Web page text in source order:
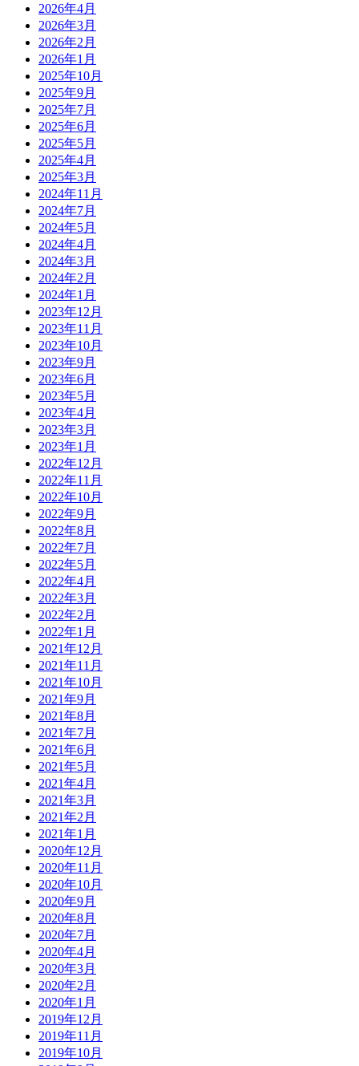
2026年4月
2026年3月
2026年2月
2026年1月
2025年10月
2025年9月
2025年7月
2025年6月
2025年5月
2025年4月
2025年3月
2024年11月
2024年7月
2024年5月
2024年4月
2024年3月
2024年2月
2024年1月
2023年12月
2023年11月
2023年10月
2023年9月
2023年6月
2023年5月
2023年4月
2023年3月
2023年1月
2022年12月
2022年11月
2022年10月
2022年9月
2022年8月
2022年7月
2022年5月
2022年4月
2022年3月
2022年2月
2022年1月
2021年12月
2021年11月
2021年10月
2021年9月
2021年8月
2021年7月
2021年6月
2021年5月
2021年4月
2021年3月
2021年2月
2021年1月
2020年12月
2020年11月
2020年10月
2020年9月
2020年8月
2020年7月
2020年4月
2020年3月
2020年2月
2020年1月
2019年12月
2019年11月
2019年10月